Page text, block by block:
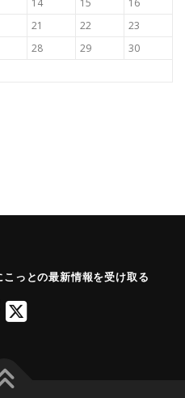
14 15
16
21 22
23
28 29
30
っとの最新情報を受け取る